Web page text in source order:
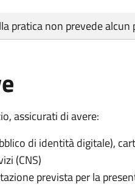
pratica non prevede alcun
assicurati di avere:
di identità digitale),
(CNS)
prevista per la